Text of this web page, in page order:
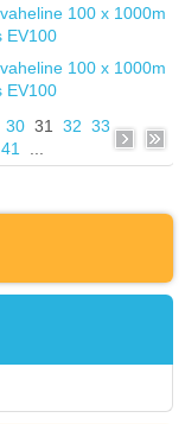
30 31 32 33
41